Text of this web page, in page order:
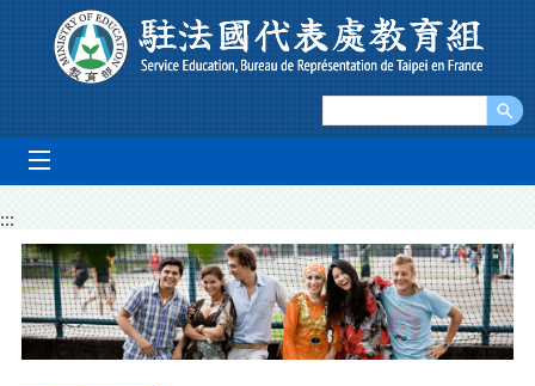
跳到主要內容區塊
:::